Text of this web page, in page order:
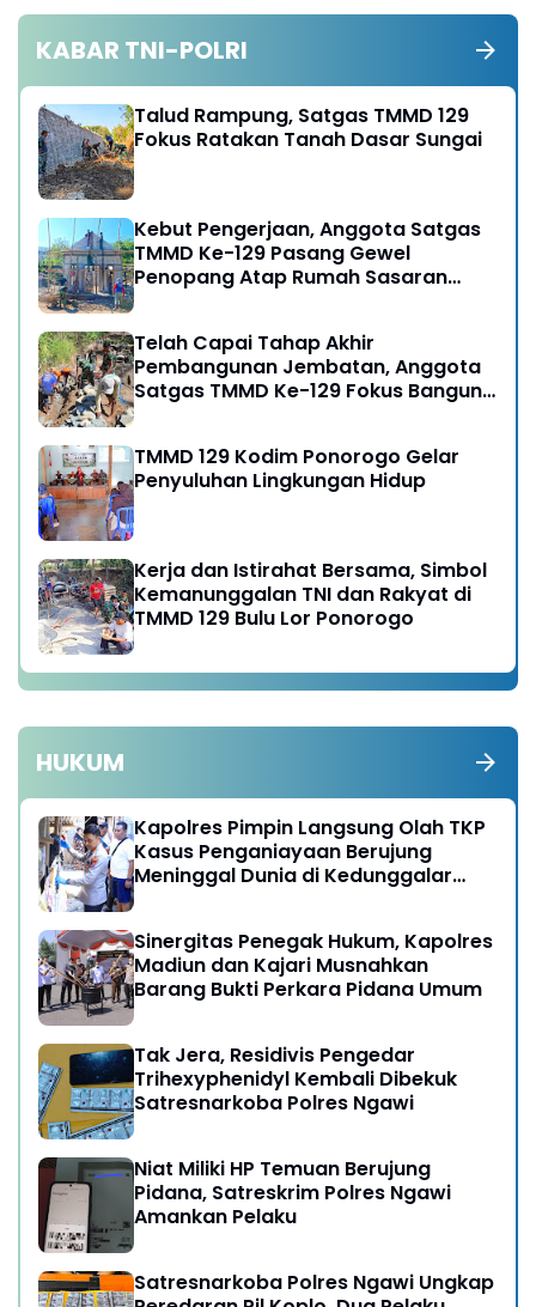
KABAR TNI-POLRI
Talud Rampung, Satgas TMMD 129
Fokus Ratakan Tanah Dasar Sungai
Kebut Pengerjaan, Anggota Satgas
TMMD Ke-129 Pasang Gewel
Penopang Atap Rumah Sasaran
Telah Capai Tahap Akhir
Pembangunan Jembatan, Anggota
Satgas TMMD Ke-129 Fokus Bangun
TMMD 129 Kodim Ponorogo Gelar
Penyuluhan Lingkungan Hidup
Kerja dan Istirahat Bersama, Simbol
Kemanunggalan TNI dan Rakyat di
TMMD 129 Bulu Lor Ponorogo
HUKUM
Kapolres Pimpin Langsung Olah TKP
Kasus Penganiayaan Berujung
Meninggal Dunia di Kedunggalar
Sinergitas Penegak Hukum, Kapolres
Madiun dan Kajari Musnahkan
Barang Bukti Perkara Pidana Umum
Tak Jera, Residivis Pengedar
Trihexyphenidyl Kembali Dibekuk
Satresnarkoba Polres Ngawi
Niat Miliki HP Temuan Berujung
Pidana, Satreskrim Polres Ngawi
Amankan Pelaku
Satresnarkoba Polres Ngawi Ungkap